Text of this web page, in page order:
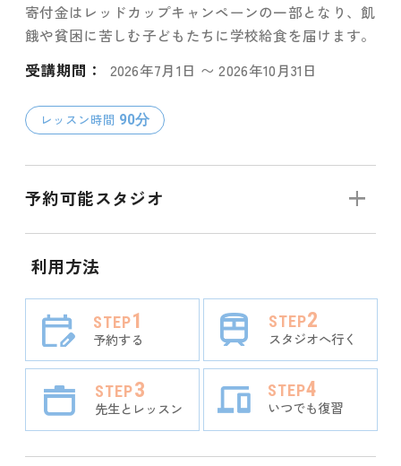
寄付金はレッドカップキャンペーンの一部となり、飢
餓や貧困に苦しむ子どもたちに学校給食を届けます。
受講期間： 2026年7月1日 〜 2026年10月31日
レッスン時間 90分
予約可能スタジオ
北海道・東北
岩手
イオンモール盛岡
関東
東京
セレオ八王子
東海
愛知
イオンモール熱田
プライムツリー赤池
北陸甲信越
利用方法
STEP1
予約する
STEP2
スタジオへ行く
STEP3
先生とレッスン
STEP4
いつでも復習